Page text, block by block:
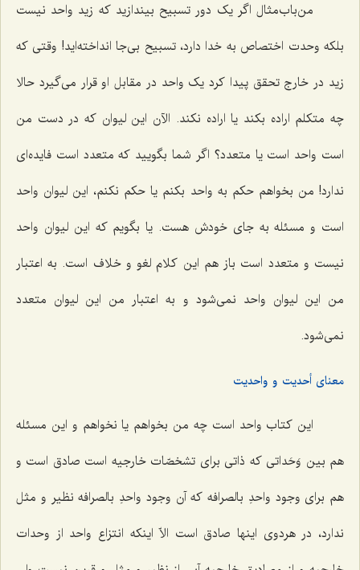
من‌باب‌مثال اگر یک دور تسبیح بیندازید که زید واحد نیست
بلکه وحدت اختصاص به خدا دارد، تسبیح بی‌جا انداخته‌اید! وقتی که
زید در خارج تحقق پیدا کرد یک واحد در مقابل او قرار می‌گیرد حالا
چه متکلم اراده بکند یا اراده نکند. الآن این لیوان که در دست من
است واحد است یا متعدد؟ اگر شما بگویید که متعدد است فایده‌ای
ندارد! من بخواهم حکم به واحد بکنم یا حکم نکنم، این لیوان واحد
است و مسئله به ‌جای خودش هست. یا بگویم که این لیوان واحد
نیست و متعدد است باز هم این کلام لغو و خلاف است. به اعتبار
من این لیوان واحد نمی‌شود و به اعتبار من این لیوان متعدد
نمی‌شود.
معنای أحدیت و واحدیت
این کتاب واحد است چه من بخواهم یا نخواهم و این مسئله
هم بین وَحَداتى که ذاتی برای تشخصّات خارجیه است صادق است و
هم برای وجود واحدِ بالصرافه که آن وجود واحدِ بالصرافه نظیر و مثل
ندارد، در هردوی اینها صادق است الاّ اینکه انتزاع واحد از وحدات